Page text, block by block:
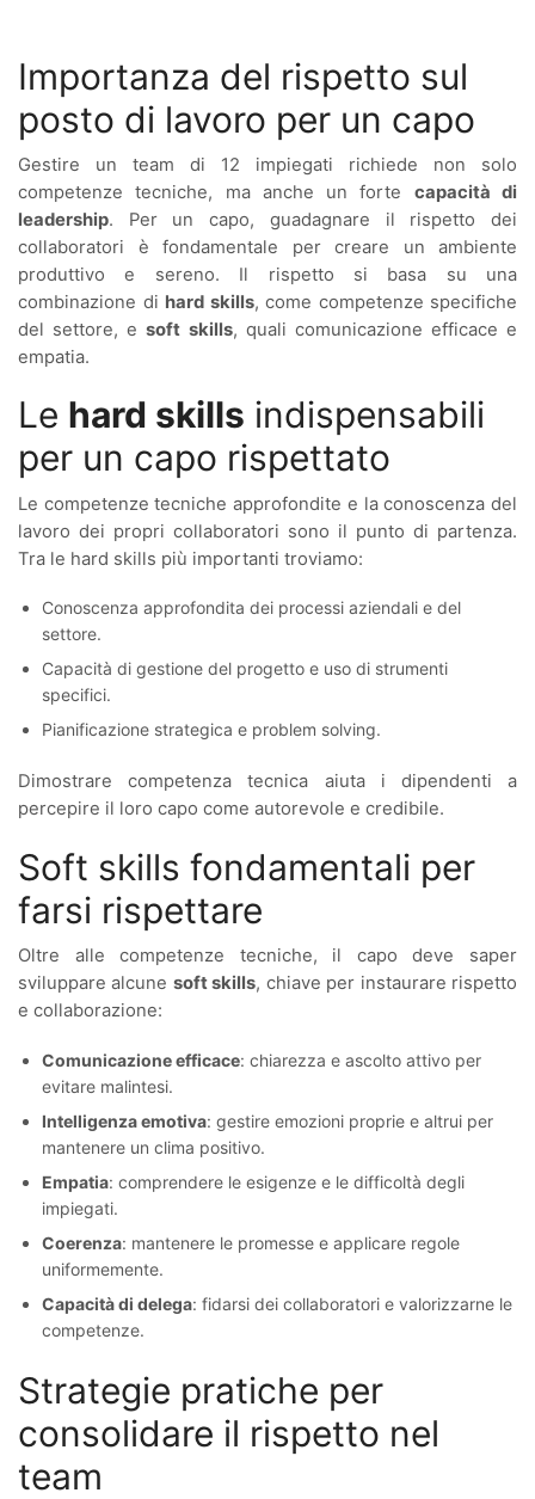
Importanza del rispetto sul
posto di lavoro per un capo
Gestire un team di 12 impiegati richiede non solo
competenze tecniche, ma anche un forte capacità di
leadership. Per un capo, guadagnare il rispetto dei
collaboratori è fondamentale per creare un ambiente
produttivo e sereno. Il rispetto si basa su una
combinazione di hard skills, come competenze specifiche
del settore, esoft skills, quali comunicazione efficace e
empatia.
Le hard skills indispensabili
per un capo rispettato
Le competenze tecniche approfondite e la conoscenza del
lavoro dei propri collaboratori sono il punto di partenza.
Tra le hard skills più importanti troviamo:
Conoscenza approfondita dei processi aziendali e del
settore.
Capacità di gestione del progetto e uso di strumenti
specifici.
Pianificazione strategica e problem solving.
Dimostrare competenza tecnica aiuta i dipendenti a
percepire il loro capo come autorevole e credibile.
Soft skills fondamentali per
farsi rispettare
Oltre alle competenze tecniche, il capo deve saper
sviluppare alcune soft skills, chiave per instaurare rispetto
e collaborazione:
Comunicazione efficace: chiarezza e ascolto attivo per
evitare malintesi.
Intelligenza emotiva: gestire emozioni proprie e altrui per
mantenere un clima positivo.
Empatia: comprendere le esigenze e le difficoltà degli
impiegati.
Coerenza: mantenere le promesse e applicare regole
uniformemente.
Capacità di delega: fidarsi dei collaboratori e valorizzarne le
competenze.
Strategie pratiche per
consolidare il rispetto nel
team